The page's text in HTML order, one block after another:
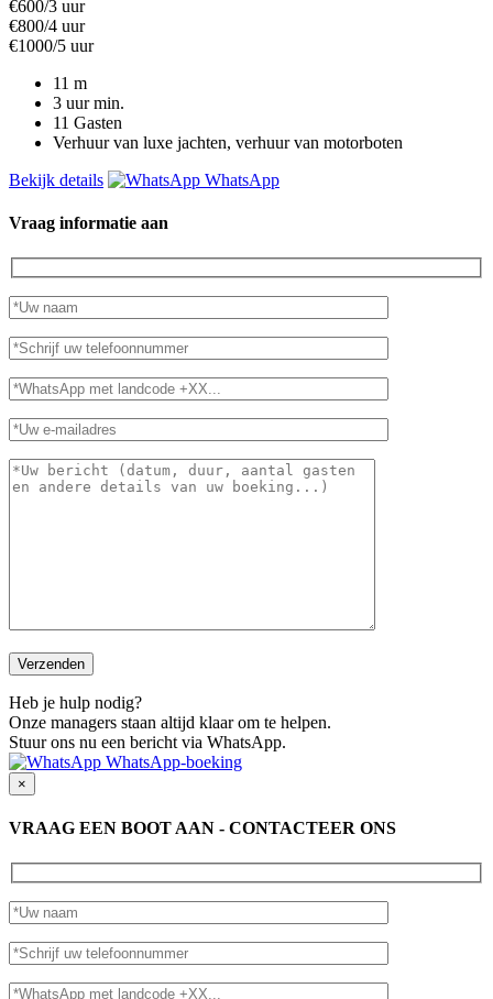
€600/3 uur
€800/4 uur
€1000/5 uur
11 m
3 uur min.
11 Gasten
Verhuur van luxe jachten, verhuur van motorboten
Bekijk details
WhatsApp
Vraag informatie aan
Heb je hulp nodig?
Onze managers staan altijd klaar om te helpen.
Stuur ons nu een bericht via WhatsApp.
WhatsApp-boeking
×
VRAAG EEN BOOT AAN - CONTACTEER ONS